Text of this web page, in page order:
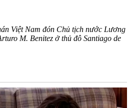
Việt Nam đón Chủ tịch nước Lương
M. Benitez ở thủ đô Santiago de